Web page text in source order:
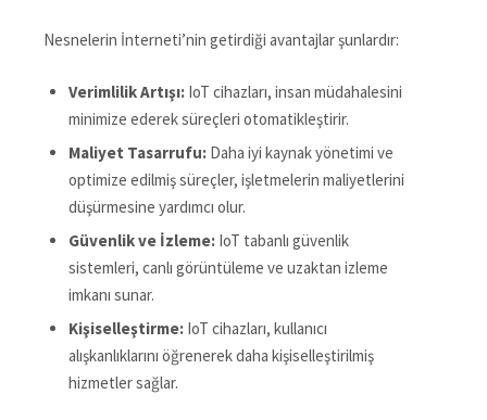
Nesnelerin İnterneti’nin getirdiği avantajlar şunlardır:
Verimlilik Artışı:IoT cihazları, insan müdahalesini
minimize ederek süreçleri otomatikleştirir.
Maliyet Tasarrufu:Daha iyi kaynak yönetimi ve
optimize edilmiş süreçler, işletmelerin maliyetlerini
düşürmesine yardımcı olur.
Güvenlik ve İzleme:IoT tabanlı güvenlik
sistemleri, canlı görüntüleme ve uzaktan izleme
imkanı sunar.
Kişiselleştirme:IoT cihazları, kullanıcı
alışkanlıklarını öğrenerek daha kişiselleştirilmiş
hizmetler sağlar.